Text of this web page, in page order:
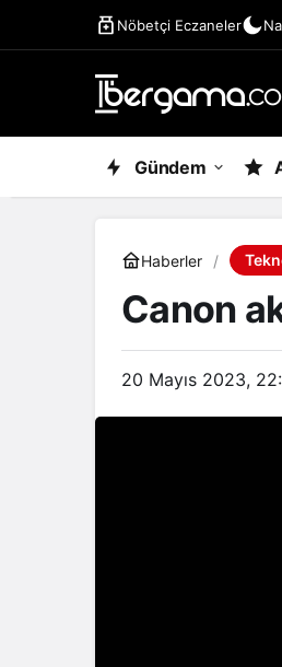
Nöbetçi Eczaneler
Gündem
Haberler
Canon
20 Mayıs 2023,